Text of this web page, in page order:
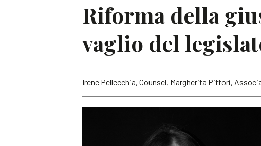
Riforma della
vaglio del
Irene Pellecchia, Counsel, Margherita Pittori,